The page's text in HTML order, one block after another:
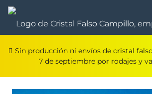
Sin producción ni envíos de cristal
7 de septiembre por rodajes y